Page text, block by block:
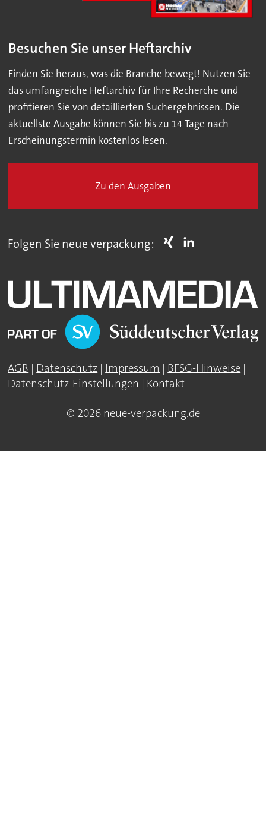
Besuchen Sie unser Heftarchiv
Finden Sie heraus, was die Branche bewegt! Nutzen Sie
das umfangreiche Heftarchiv für Ihre Recherche und
profitieren Sie von detaillierten Suchergebnissen. Die
aktuellste Ausgabe können Sie bis zu 14 Tage nach
Erscheinungstermin kostenlos lesen.
Zu den Ausgaben
Folgen Sie neue verpackung:
AGB | Datenschutz | Impressum | BFSG-Hinweise |
Datenschutz-Einstellungen | Kontakt
© 2026 neue-verpackung.de